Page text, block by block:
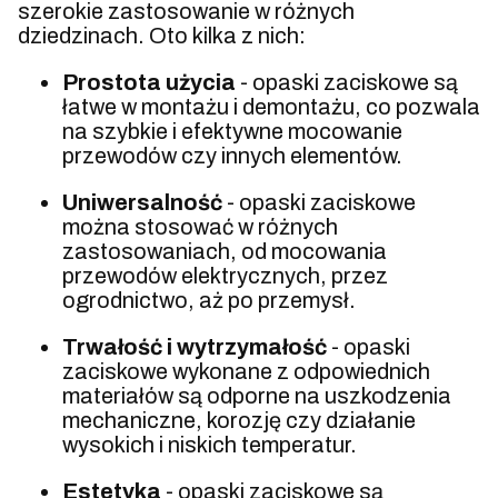
szerokie zastosowanie w różnych
dziedzinach. Oto kilka z nich:
Prostota użycia - opaski zaciskowe są
łatwe w montażu i demontażu, co pozwala
na szybkie i efektywne mocowanie
przewodów czy innych elementów.
Uniwersalność - opaski zaciskowe
można stosować w różnych
zastosowaniach, od mocowania
przewodów elektrycznych, przez
ogrodnictwo, aż po przemysł.
Trwałość i wytrzymałość - opaski
zaciskowe wykonane z odpowiednich
materiałów są odporne na uszkodzenia
mechaniczne, korozję czy działanie
wysokich i niskich temperatur.
Estetyka - opaski zaciskowe są